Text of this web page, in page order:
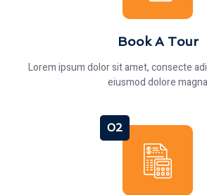
Book A Tour
Lorem ipsum dolor sit amet, consecte
eiusmod dolore magna
02